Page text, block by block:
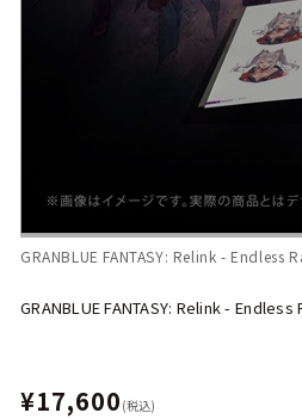
GRANBLUE FANTASY: Relink - Endless
GRANBLUE FANTASY: Relink -
¥17,600 (税込)